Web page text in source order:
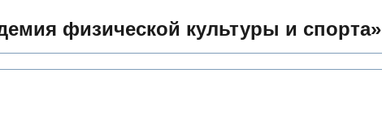
физической культуры и спорта»